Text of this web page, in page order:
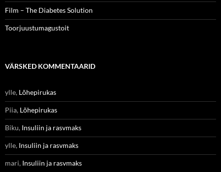
Film – The Diabetes Solution
Toorjuustumagustoit
VÄRSKED KOMMENTAARID
ylle, Lõhepirukas
Piia, Lõhepirukas
Biku, Insuliin ja rasvmaks
ylle, Insuliin ja rasvmaks
mari, Insuliin ja rasvmaks